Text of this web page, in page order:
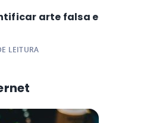
arte falsa e
LEITURA